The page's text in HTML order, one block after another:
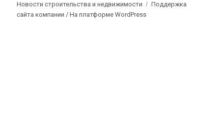
Новости строительства и недвижимости
Поддержка
сайта компании /На платформе WordPress